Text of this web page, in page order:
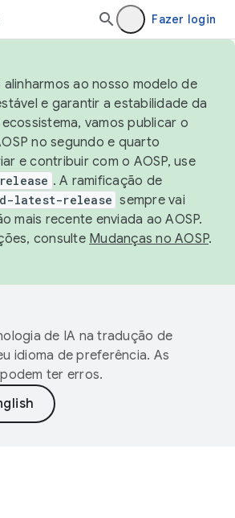
Fazer login
alinharmos ao nosso modelo de
e garantir a estabilidade da
vamos publicar o
no segundo e quarto
e contribuir com o AOSP, use
. A ramificação de
latest-release sempre vai
mais recente enviada ao AOSP.
consulte Mudanças no AOSP.
de IA na tradução de
idioma de preferência. As
ter erros.